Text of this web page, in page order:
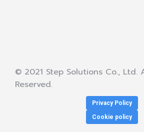
© 2021 Step Solutions Co., Ltd.
Reserved.
Privacy Policy
Cookie policy